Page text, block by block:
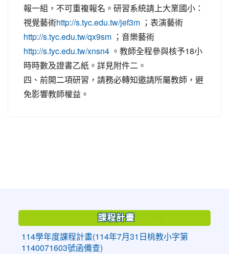
報一組，不可重複報名。研習系統請上大業國小：
視覺藝術http://s.tyc.edu.tw/jef3m ；表演藝術
http://s.tyc.edu.tw/qx9sm ；音樂藝術
http://s.tyc.edu.tw/xnsn4 。教師全程參與核予18小
時時數及證書乙紙。詳見附件二。
四、前開二項研習，請務必轉知邀請所屬教師，避
免影響教師權益。
課程計畫
114學年度課程計畫(114年7月31日桃教小字第
1140071603號函備查)